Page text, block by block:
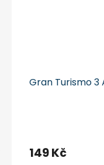
Gran Turismo 3
149 Kč